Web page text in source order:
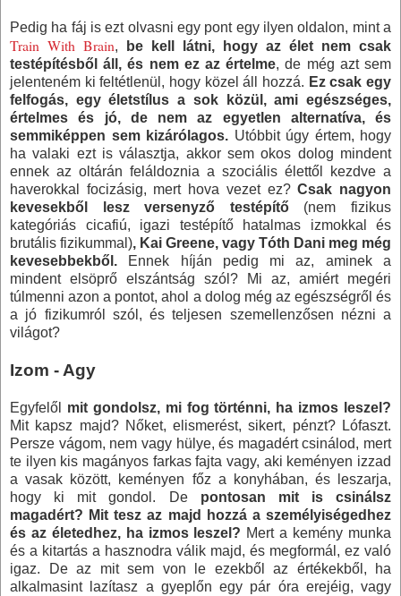
Pedig ha fáj is ezt olvasni egy pont egy ilyen oldalon, mint a
Train With Brain,
be kell látni, hogy az élet nem csak
testépítésből áll, és nem ez az értelme, de még azt sem
jelenteném ki feltétlenül, hogy közel áll hozzá. Ez csak egy
felfogás, egy életstílus a sok közül, ami egészséges,
értelmes és jó, de nem az egyetlen alternatíva, és
semmiképpen sem kizárólagos. Utóbbit úgy értem, hogy
ha valaki ezt is választja, akkor sem okos dolog mindent
ennek az oltárán feláldoznia a szociális élettől kezdve a
haverokkal focizásig, mert hova vezet ez?Csak nagyon
kevesekből lesz versenyző testépítő(nem fizikus
kategóriás cicafiú, igazi testépítő hatalmas izmokkal és
brutális fizikummal), Kai Greene, vagy Tóth Dani meg még
kevesebbekből. Ennek híján pedig mi az, aminek a
mindent elsöprő elszántság szól? Mi az, amiért megéri
túlmenni azon a pontot, ahol a dolog még az egészségről és
a jó fizikumról szól, és teljesen szemellenzősen nézni a
világot?
Izom - Agy
Egyfelől mit gondolsz, mi fog történni, ha izmos leszel?
Mit kapsz majd? Nőket, elismerést, sikert, pénzt? Lófaszt.
Persze vágom, nem vagy hülye, és magadért csinálod, mert
te ilyen kis magányos farkas fajta vagy, aki keményen izzad
a vasak között, keményen főz a konyhában, és leszarja,
hogy ki mit gondol. De pontosan mit is csinálsz
magadért? Mit tesz az majd hozzá a személyiségedhez
és az életedhez, ha izmos leszel? Mert a kemény munka
és a kitartás a hasznodra válik majd, és megformál, ez való
igaz. De az mit sem von le ezekből az értékekből, ha
alkalmasint lazítasz a gyeplőn egy pár óra erejéig, vagy